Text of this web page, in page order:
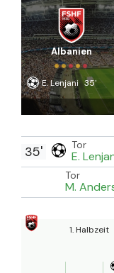
Albanien
E. Lenjani 35'
Tor
E.
35'
Tor
M.
1. Halbzeit